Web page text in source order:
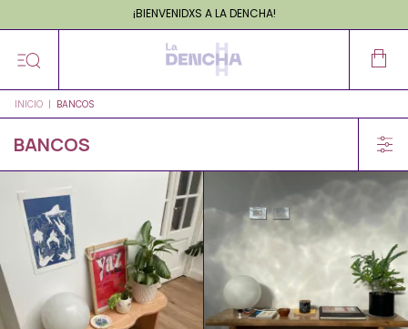
¡BIENVENIDXS A LA DENCHA!
INICIO | BANCOS
BANCOS